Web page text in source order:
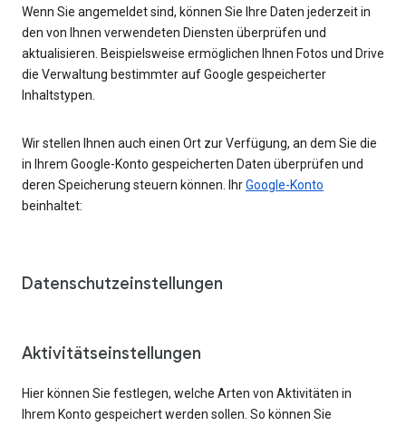
Wenn Sie angemeldet sind, können Sie Ihre Daten jederzeit in
den von Ihnen verwendeten Diensten überprüfen und
aktualisieren. Beispielsweise ermöglichen Ihnen Fotos und Drive
die Verwaltung bestimmter auf Google gespeicherter
Inhaltstypen.
Wir stellen Ihnen auch einen Ort zur Verfügung, an dem Sie die
in Ihrem Google-Konto gespeicherten Daten überprüfen und
deren Speicherung steuern können. IhrGoogle-Konto
beinhaltet:
Datenschutzeinstellungen
Aktivitätseinstellungen
Hier können Sie festlegen, welche Arten von Aktivitäten in
Ihrem Konto gespeichert werden sollen. So können Sie